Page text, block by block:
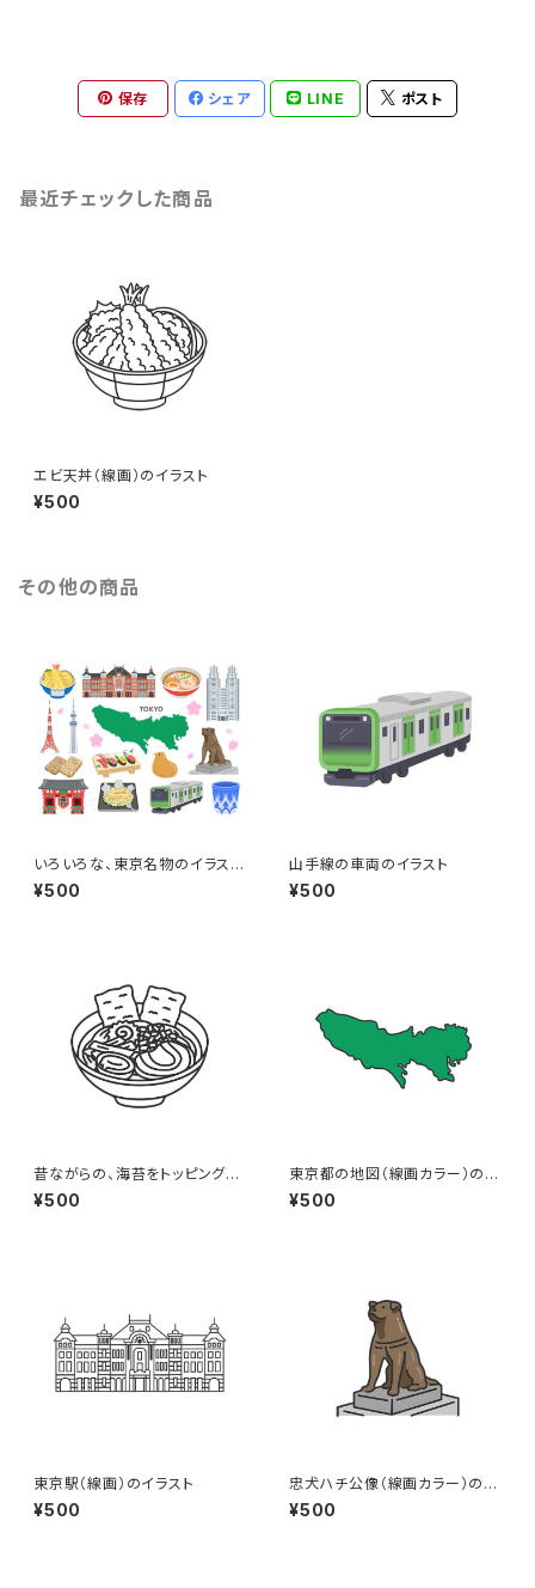
保存 シェア LINE ポスト
最近チェックした商品
エビ天丼（線画）のイラスト
¥500
その他の商品
いろいろな、東京名物のイラスト
セット
¥500
山手線の車両のイラスト
¥500
昔ながらの、海苔をトッピングし
た醤油ラーメン（線画）のイラス
ト
¥500
東京都の地図（線画カラー）のイ
ラスト
¥500
東京駅（線画）のイラスト
¥500
忠犬ハチ公像（線画カラー）のイ
ラスト
¥500